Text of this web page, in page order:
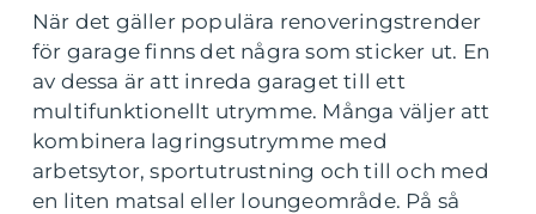
När det gäller populära renoveringstrender
för garage finns det några som sticker ut. En
av dessa är att inreda garaget till ett
multifunktionellt utrymme. Många väljer att
kombinera lagringsutrymme med
arbetsytor, sportutrustning och till och med
en liten matsal eller loungeområde. På så